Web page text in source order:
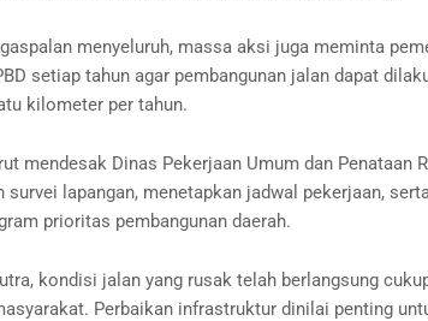
menyeluruh, massa aksi juga meminta
setiap tahun agar pembangunan jalan dapat
kilometer per tahun.
mendesak Dinas Pekerjaan Umum dan Penataan
survei lapangan, menetapkan jadwal pekerjaan,
prioritas pembangunan daerah.
kondisi jalan yang rusak telah berlangsung
Perbaikan infrastruktur dinilai penting